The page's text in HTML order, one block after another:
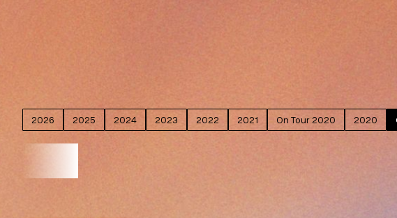
NOS ARCHIVES
2026 2025 2024 2023 2022 2021 On Tour 2020 2020
EVÈNEMENTS